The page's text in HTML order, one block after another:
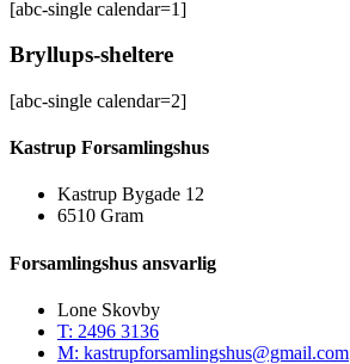
[abc-single calendar=1]
Bryllups-sheltere
[abc-single calendar=2]
Kastrup Forsamlingshus
Kastrup Bygade 12
6510 Gram
Forsamlingshus ansvarlig
Lone Skovby
T: 2496 3136
M: kastrupforsamlingshus@gmail.com